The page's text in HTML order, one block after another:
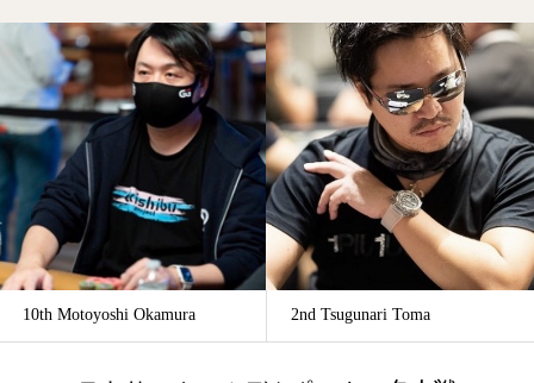
10th Motoyoshi Okamura 2nd Tsugunari Toma